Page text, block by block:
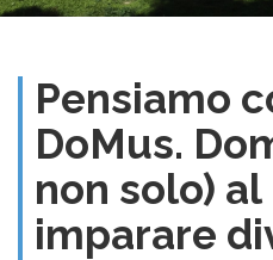
Pensiamo
DoMus.
non solo)
imparare